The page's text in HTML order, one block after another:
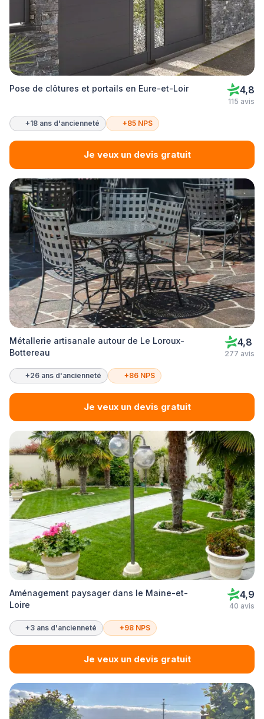
Pose de clôtures et portails en Eure-et-Loir 4,8
115 avis
+18 ans d'ancienneté +85 NPS
Je veux un devis gratuit
Métallerie artisanale autour de Le Loroux-
Bottereau
4,8
277 avis
+26 ans d'ancienneté +86 NPS
Je veux un devis gratuit
Aménagement paysager dans le Maine-et-
Loire
4,9
40 avis
+3 ans d'ancienneté +98 NPS
Je veux un devis gratuit